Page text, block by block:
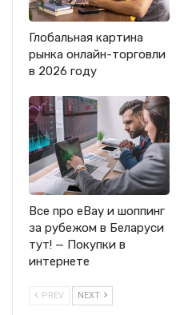
Глобальная картина
рынка онлайн-торговли
в 2026 году
Все про eBay и шоппинг
за рубежом в Беларуси
тут! — Покупки в
интернете
PREV NEXT